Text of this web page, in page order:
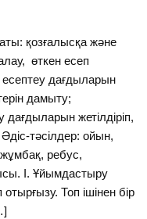
қозғалысқа және
өткен есеп
есептеу дағдыларын
дамыту;
жетілдіріп,
тәсілдер: ойын,
ребус,
І. Ұйымдастыру
Топ ішінен бір